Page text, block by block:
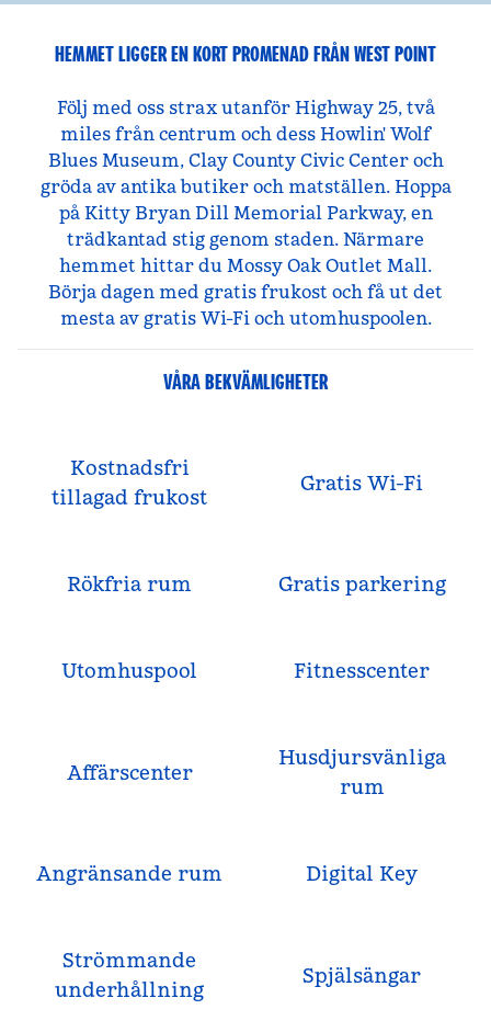
HEMMET LIGGER EN KORT PROMENAD FRÅN WEST POINT
Följ med oss strax utanför Highway 25, två
miles från centrum och dess Howlin' Wolf
Blues Museum, Clay County Civic Center och
gröda av antika butiker och matställen. Hoppa
på Kitty Bryan Dill Memorial Parkway, en
trädkantad stig genom staden. Närmare
hemmet hittar du Mossy Oak Outlet Mall.
Börja dagen med gratis frukost och få ut det
mesta av gratis Wi-Fi och utomhuspoolen.
VÅRA BEKVÄMLIGHETER
Kostnadsfri
tillagad frukost
Gratis Wi-Fi
Rökfria rum Gratis parkering
Utomhuspool Fitnesscenter
Affärscenter
Husdjursvänliga
rum
Angränsande rum Digital Key
Strömmande
underhållning
Spjälsängar